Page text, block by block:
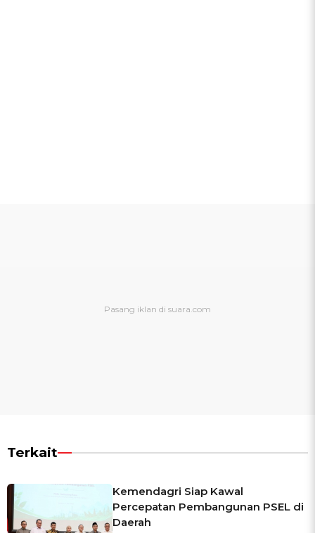
Terkait
Kemendagri Siap Kawal
Percepatan Pembangunan PSEL di
Daerah